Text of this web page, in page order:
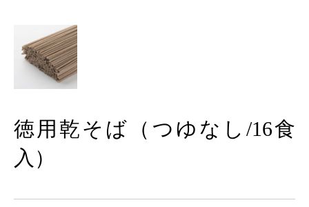
徳用乾そば（つゆなし/16食
入）